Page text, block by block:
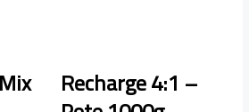
Recharge 4:1 –